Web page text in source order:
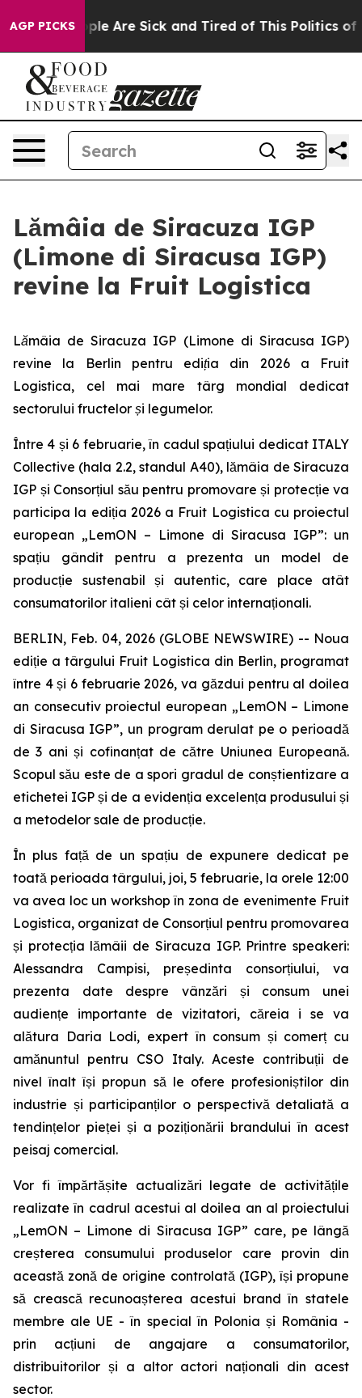
AGP PICKS
“People Are Sick and Tired of This Politics of
Lămâia de Siracuza IGP
(Limone di Siracusa IGP)
revine la Fruit Logistica
Lămâia de Siracuza IGP (Limone di Siracusa IGP)
revine la Berlin pentru ediția din 2026 a Fruit
Logistica, cel mai mare târg mondial dedicat
sectorului fructelor și legumelor.
Între 4 și 6 februarie, în cadul spațiului dedicat ITALY
Collective (hala 2.2, standul A40), lămâia de Siracuza
IGP și Consorțiul său pentru promovare și protecție va
participa la ediția 2026 a Fruit Logistica cu proiectul
european „LemON – Limone di Siracusa IGP”: un
spațiu gândit pentru a prezenta un model de
producție sustenabil și autentic, care place atât
consumatorilor italieni cât și celor internaționali.
BERLIN, Feb. 04, 2026 (GLOBE NEWSWIRE) -- Noua
ediție a târgului Fruit Logistica din Berlin, programat
între 4 și 6 februarie 2026, va găzdui pentru al doilea
an consecutiv proiectul european „LemON – Limone
di Siracusa IGP”, un program derulat pe o perioadă
de 3 ani și cofinanțat de către Uniunea Europeană.
Scopul său este de a spori gradul de conștientizare a
etichetei IGP și de a evidenția excelența produsului și
a metodelor sale de producție.
În plus față de un spațiu de expunere dedicat pe
toată perioada târgului, joi, 5 februarie, la orele 12:00
va avea loc un workshop în zona de evenimente Fruit
Logistica, organizat de Consorțiul pentru promovarea
și protecția lămâii de Siracuza IGP. Printre speakeri:
Alessandra Campisi, președinta consorțiului, va
prezenta date despre vânzări și consum unei
audiențe importante de vizitatori, căreia i se va
alătura Daria Lodi, expert în consum și comerț cu
amănuntul pentru CSO Italy. Aceste contribuții de
nivel înalt își propun să le ofere profesioniștilor din
industrie și participanților o perspectivă detaliată a
tendințelor pieței și a poziționării brandului în acest
peisaj comercial.
Vor fi împărtășite actualizări legate de activitățile
realizate în cadrul acestui al doilea an al proiectului
„LemON – Limone di Siracusa IGP” care, pe lângă
creșterea consumului produselor care provin din
această zonă de origine controlată (IGP), își propune
să crească recunoașterea acestui brand în statele
membre ale UE - în special în Polonia și România -
prin acțiuni de angajare a consumatorilor,
distribuitorilor și a altor actori naționali din acest
sector.